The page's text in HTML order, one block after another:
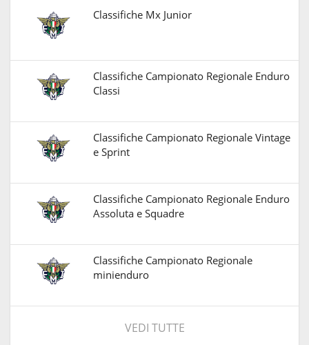
Classifiche Mx Junior
Classifiche Campionato Regionale Enduro
Classi
Classifiche Campionato Regionale Vintage
e Sprint
Classifiche Campionato Regionale Enduro
Assoluta e Squadre
Classifiche Campionato Regionale
minienduro
VEDI TUTTE